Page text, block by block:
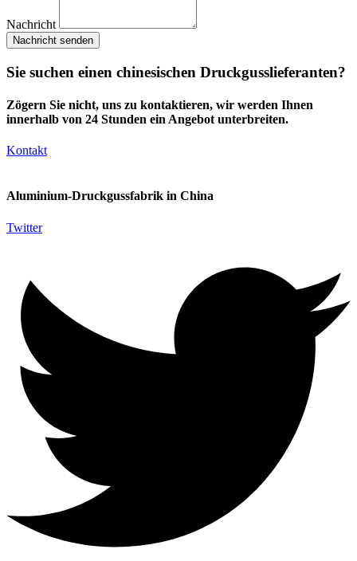
Nachricht
Nachricht senden
Sie suchen einen chinesischen Druckgusslieferanten?
Zögern Sie nicht, uns zu kontaktieren, wir werden Ihnen
innerhalb von 24 Stunden ein Angebot unterbreiten.
Kontakt
Aluminium-Druckgussfabrik in China
Twitter